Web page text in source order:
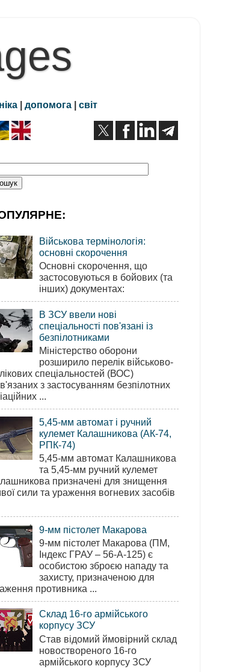
| допомога | світ
Військова термінологія:
основні скорочення
Основні скорочення, що
застосовуються в бойових (та
інших) документах:
В ЗСУ ввели нові
спеціальності пов'язані із
безпілотниками
Міністерство оборони
розширило перелік військово-
спеціальностей (ВОС)
з застосуванням безпілотних
...
5,45-мм автомат і ручний
кулемет Калашникова (АК-74,
РПК-74)
5,45-мм автомат Калашникова
та 5,45-мм ручний кулемет
призначені для знищення
сили та ураження вогневих засобів
9-мм пістолет Макарова
9-мм пістолет Макарова (ПМ,
Індекс ГРАУ – 56-А-125) є
особистою зброєю нападу та
захисту, призначеною для
противника ...
Склад 16-го армійського
корпусу ЗСУ
Став відомий ймовірний склад
новоствореного 16-го
армійського корпусу ЗСУ